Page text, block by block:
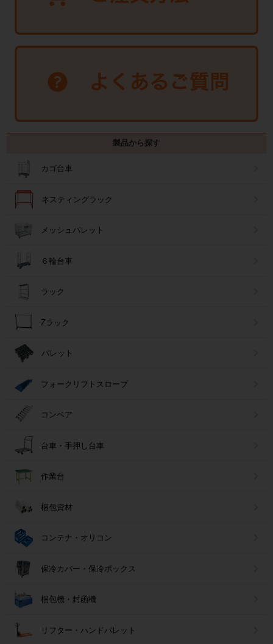
製品から探す
カゴ台車
ネスティングラック
メッシュパレット
６輪台車
ラック
Zラック
パレット
フォークリフトスロープ
コンベア
台車・手押し台車
作業台
梱包資材
コンテナ・オリコン
保冷カバー・保冷ボックス
梱包機・封函機
リフター・ハンドパレット